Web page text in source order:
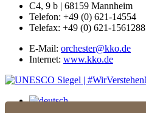
C4, 9 b | 68159 Mannheim
Telefon: +49 (0) 621-14554
Telefax: +49 (0) 621-1561288
E-Mail: orchester@kko.de
Internet: www.kko.de